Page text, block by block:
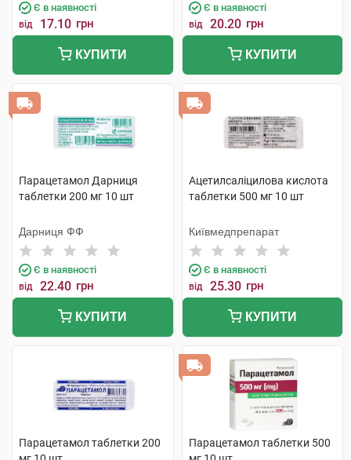
Є в наявності
від 17.10 грн
КУПИТИ
Є в наявності
від 20.20 грн
КУПИТИ
Парацетамол Дарниця
таблетки 200 мг 10 шт
Дарниця ФФ
Є в наявності
від 22.40 грн
КУПИТИ
Ацетилсаліцилова кислота
таблетки 500 мг 10 шт
Київмедпрепарат
Є в наявності
від 25.30 грн
КУПИТИ
Парацетамол таблетки 200
Парацетамол таблетки 500